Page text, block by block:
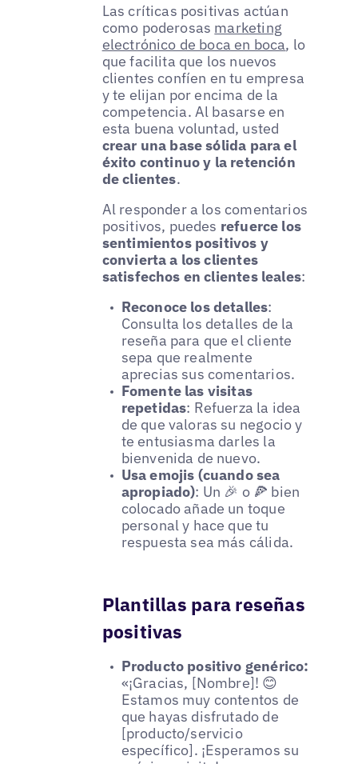
Las críticas positivas actúan
como poderosas marketing
electrónico de boca en boca, lo
que facilita que los nuevos
clientes confíen en tu empresa
y te elijan por encima de la
competencia. Al basarse en
esta buena voluntad, usted
crear una base sólida para el
éxito continuo y la retención
de clientes.
Al responder a los comentarios
positivos, puedes refuerce los
sentimientos positivos y
convierta a los clientes
satisfechos en clientes leales:
Reconoce los detalles:
Consulta los detalles de la
reseña para que el cliente
sepa que realmente
aprecias sus comentarios.
Fomente las visitas
repetidas: Refuerza la idea
de que valoras su negocio y
te entusiasma darles la
bienvenida de nuevo.
Usa emojis (cuando sea
apropiado): Un 🎉 o 🍕 bien
colocado añade un toque
personal y hace que tu
respuesta sea más cálida.
Plantillas para reseñas
positivas
Producto positivo genérico:
«¡Gracias, [Nombre]! 😊
Estamos muy contentos de
que hayas disfrutado de
[producto/servicio
específico]. ¡Esperamos su